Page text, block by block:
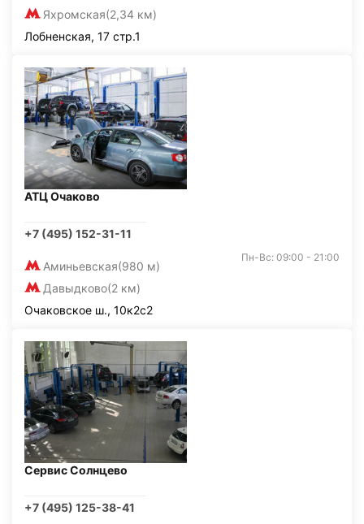
Яхромская(2,34 км)
Лобненская, 17 стр.1
АТЦ Очаково
+7 (495) 152-31-11
Аминьевская(980 м)
Давыдково(2 км)
Пн-Вс: 09:00 - 21:00
Очаковское ш., 10к2с2
Сервис Солнцево
+7 (495) 125-38-41